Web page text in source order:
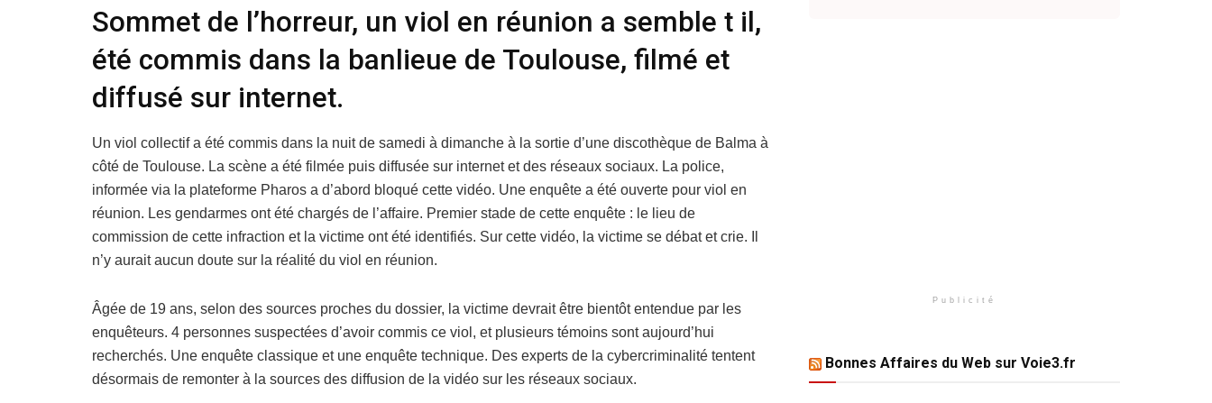
Sommet de l’horreur, un viol en réunion a semble t il,
été commis dans la banlieue de Toulouse, filmé et
diffusé sur internet.
Un viol collectif a été commis dans la nuit de samedi à dimanche à la sortie d’une discothèque de Balma à
côté de Toulouse. La scène a été filmée puis diffusée sur internet et des réseaux sociaux. La police,
informée via la plateforme Pharos a d’abord bloqué cette vidéo. Une enquête a été ouverte pour viol en
réunion. Les gendarmes ont été chargés de l’affaire. Premier stade de cette enquête : le lieu de
commission de cette infraction et la victime ont été identifiés. Sur cette vidéo, la victime se débat et crie. Il
n’y aurait aucun doute sur la réalité du viol en réunion.
Âgée de 19 ans, selon des sources proches du dossier, la victime devrait être bientôt entendue par les
enquêteurs. 4 personnes suspectées d’avoir commis ce viol, et plusieurs témoins sont aujourd’hui
recherchés. Une enquête classique et une enquête technique. Des experts de la cybercriminalité tentent
désormais de remonter à la sources des diffusion de la vidéo sur les réseaux sociaux.
Publicité
Bonnes Affaires du Web sur Voie3.fr